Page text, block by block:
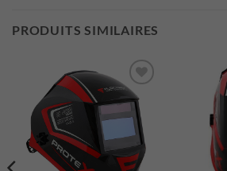
PRODUITS SIMILAIRES
Ajouter
à la liste
d’envies